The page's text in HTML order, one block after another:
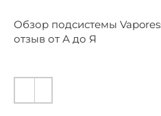
Обзор подсистемы
отзыв от А до Я